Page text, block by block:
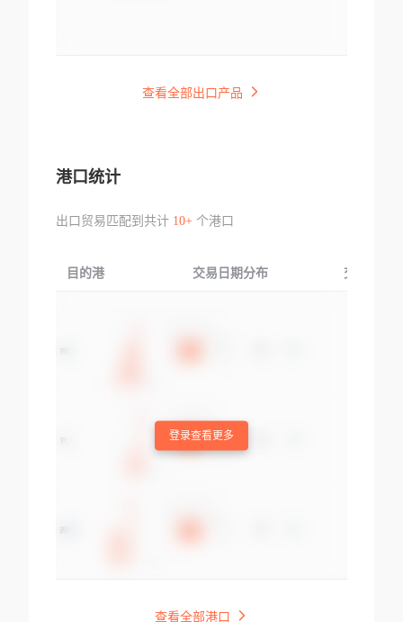
查看全部出口产品
港口统计
出口贸易匹配到共计 10+个港口
目的港 交易日期分布 交易产品
登录查看更多
查看全部港口